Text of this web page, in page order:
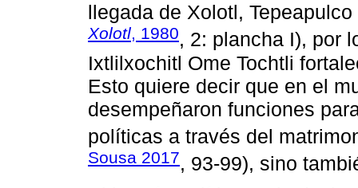
llegada de Xolotl,
Xolotl, 1980, 2: plancha I), por
Ixtlilxochitl Ome Tochtli
Esto quiere decir que en el
desempeñaron funciones
políticas a través del
Sousa 2017, 93-99), sino